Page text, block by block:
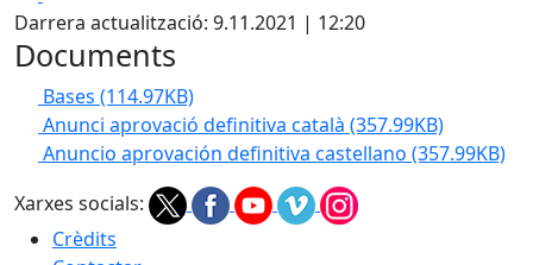
Darrera actualització: 9.11.2021 | 12:20
Documents
Bases (114.97KB)
Anunci aprovació definitiva català (357.99KB)
Anuncio aprovación definitiva castellano (357.99KB)
Xarxes socials:
Crèdits